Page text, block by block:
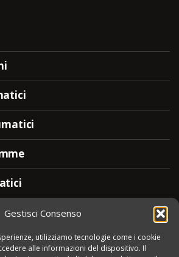
Gestisci Consenso
utilizziamo tecnologie come i cookie
alle informazioni del dispositivo. Il